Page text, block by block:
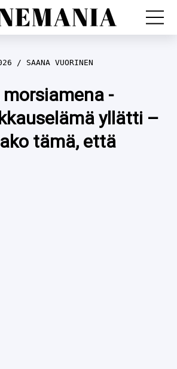
SAANA VUORINEN
-
yllätti –
tämä, että